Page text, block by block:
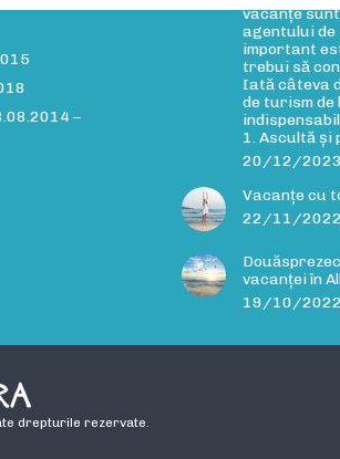
–
vacanțe
agentului de
important
trebui să
Iată câteva
de turism
1. Ascultă și
20/12/2023
Vacanțe cu
22/11/2022
vacanței în
19/10/2022
drepturile rezervate.